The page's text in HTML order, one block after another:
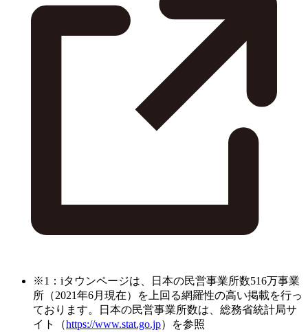
※1：iタウンページは、日本の民営事業所数516万事業
所（2021年6月現在）を上回る網羅性の高い掲載を行っ
ております。日本の民営事業所数は、総務省統計局サ
イト（https://www.stat.go.jp）を参照